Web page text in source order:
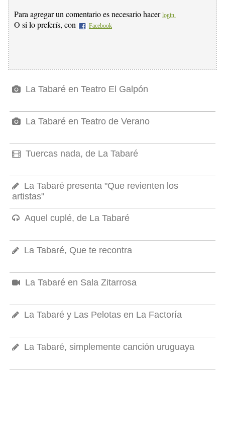
Para agregar un comentario es necesario hacer login.
O si lo preferís, con Facebook
La Tabaré en Teatro El Galpón
La Tabaré en Teatro de Verano
Tuercas nada, de La Tabaré
La Tabaré presenta "Que revienten los
artistas"
Aquel cuplé, de La Tabaré
La Tabaré, Que te recontra
La Tabaré en Sala Zitarrosa
La Tabaré y Las Pelotas en La Factoría
La Tabaré, simplemente canción uruguaya